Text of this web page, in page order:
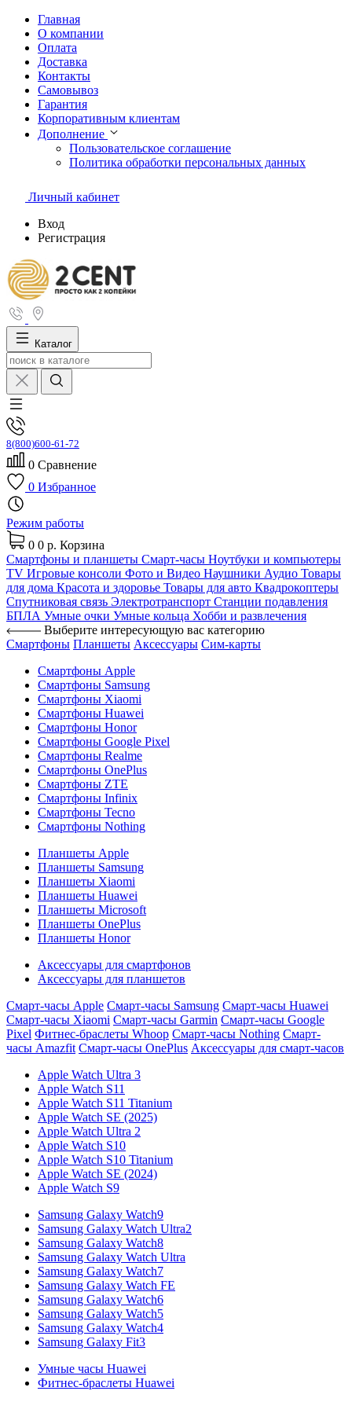
Главная
О компании
Оплата
Доставка
Контакты
Самовывоз
Гарантия
Корпоративным клиентам
Дополнение
Пользовательское соглашение
Политика обработки персональных данных
Личный кабинет
Вход
Регистрация
Каталог
8(800)600-61-72
0 Сравнение
0 Избранное
Режим работы
0 0 р. Корзина
Смартфоны и планшеты Смарт-часы Ноутбуки и компьютеры
TV Игровые консоли Фото и Видео Наушники Аудио Товары
для дома Красота и здоровье Товары для авто Квадрокоптеры
Спутниковая связь Электротранспорт Станции подавления
БПЛА Умные очки Умные кольца Хобби и развлечения
Выберите интересующую вас категорию
Смартфоны Планшеты Аксессуары Сим-карты
Смартфоны Apple
Смартфоны Samsung
Смартфоны Xiaomi
Смартфоны Huawei
Смартфоны Honor
Смартфоны Google Pixel
Смартфоны Realme
Смартфоны OnePlus
Смартфоны ZTE
Смартфоны Infinix
Смартфоны Tecno
Смартфоны Nothing
Планшеты Apple
Планшеты Samsung
Планшеты Xiaomi
Планшеты Huawei
Планшеты Microsoft
Планшеты OnePlus
Планшеты Honor
Аксессуары для смартфонов
Аксессуары для планшетов
Смарт-часы Apple Смарт-часы Samsung Смарт-часы Huawei
Смарт-часы Xiaomi Смарт-часы Garmin Смарт-часы Google
Pixel Фитнес-браслеты Whoop Смарт-часы Nothing Смарт-
часы Amazfit Смарт-часы OnePlus Аксессуары для смарт-часов
Apple Watch Ultra 3
Apple Watch S11
Apple Watch S11 Titanium
Apple Watch SE (2025)
Apple Watch Ultra 2
Apple Watch S10
Apple Watch S10 Titanium
Apple Watch SE (2024)
Apple Watch S9
Samsung Galaxy Watch9
Samsung Galaxy Watch Ultra2
Samsung Galaxy Watch8
Samsung Galaxy Watch Ultra
Samsung Galaxy Watch7
Samsung Galaxy Watch FE
Samsung Galaxy Watch6
Samsung Galaxy Watch5
Samsung Galaxy Watch4
Samsung Galaxy Fit3
Умные часы Huawei
Фитнес-браслеты Huawei